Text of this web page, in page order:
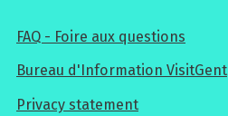
FAQ - Foire aux questions
Bureau d'Information VisitGent
Privacy statement